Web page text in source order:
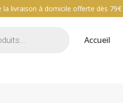
la livraison à domicile offerte dès 79€
Accueil